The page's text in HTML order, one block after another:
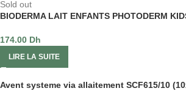
Sold out
BIODERMA LAIT ENFANTS PHOTODERM
174.00 Dh
LIRE LA SUITE
Avent systeme via allaitement SCF615/10